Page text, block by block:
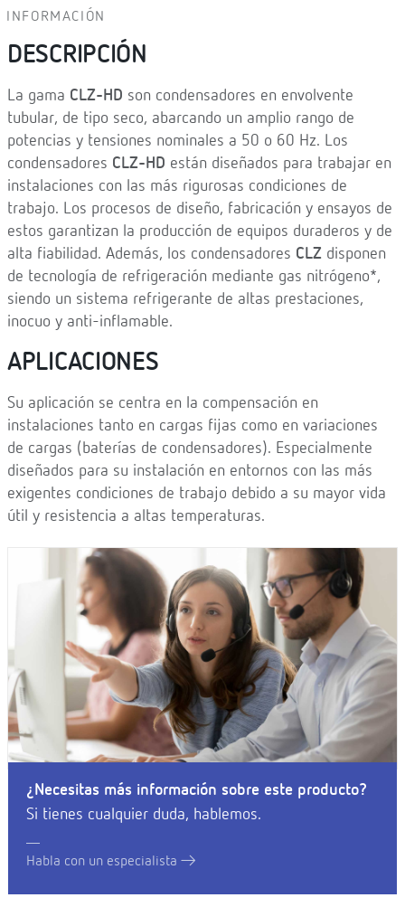
INFORMACIÓN
DESCRIPCIÓN
La gama CLZ-HD son condensadores en envolvente
tubular, de tipo seco, abarcando un amplio rango de
potencias y tensiones nominales a 50 o 60 Hz. Los
condensadores CLZ-HD están diseñados para trabajar en
instalaciones con las más rigurosas condiciones de
trabajo. Los procesos de diseño, fabricación y ensayos de
estos garantizan la producción de equipos duraderos y de
alta fiabilidad. Además, los condensadores CLZ disponen
de tecnología de refrigeración mediante gas nitrógeno*,
siendo un sistema refrigerante de altas prestaciones,
inocuo y anti-inflamable.
APLICACIONES
Su aplicación se centra en la compensación en
instalaciones tanto en cargas fijas como en variaciones
de cargas (baterías de condensadores). Especialmente
diseñados para su instalación en entornos con las más
exigentes condiciones de trabajo debido a su mayor vida
útil y resistencia a altas temperaturas.
¿Necesitas más información sobre este producto?
Si tienes cualquier duda, hablemos.
Habla con un especialista